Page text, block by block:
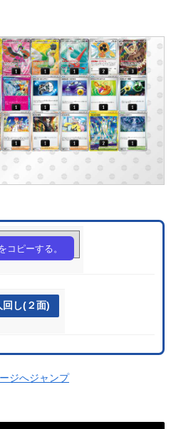
eGmjXX-5kkvFV
コピーする。
回し(２面)
ジへジャンプ